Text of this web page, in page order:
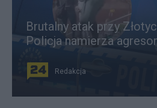
Brutalny atak przy
Policja namierza
Redakcja